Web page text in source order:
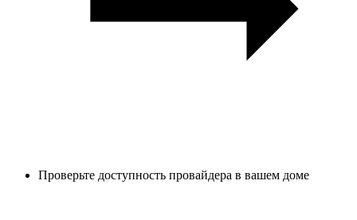
Проверьте доступность провайдера в вашем доме